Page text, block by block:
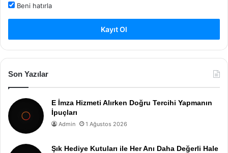
Beni hatırla
Kayıt Ol
Son Yazılar
E İmza Hizmeti Alırken Doğru Tercihi Yapmanın
İpuçları
Admin 1 Ağustos 2026
Şık Hediye Kutuları ile Her Anı Daha Değerli Hale